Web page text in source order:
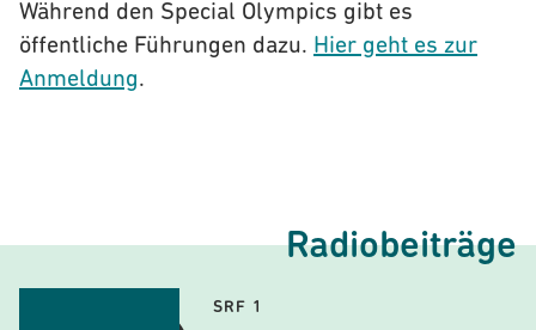
Während den Special Olympics gibt es
öffentliche Führungen dazu. Hier geht es zur
Anmeldung.
Radiobeiträge
SRF 1